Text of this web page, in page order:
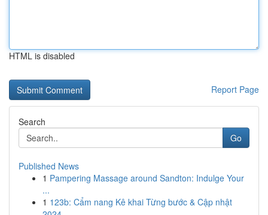
HTML is disabled
Report Page
Search
Go
Published News
1 Pampering Massage around Sandton: Indulge Your
...
1 123b: Cẩm nang Kê khai Từng bước & Cập nhật